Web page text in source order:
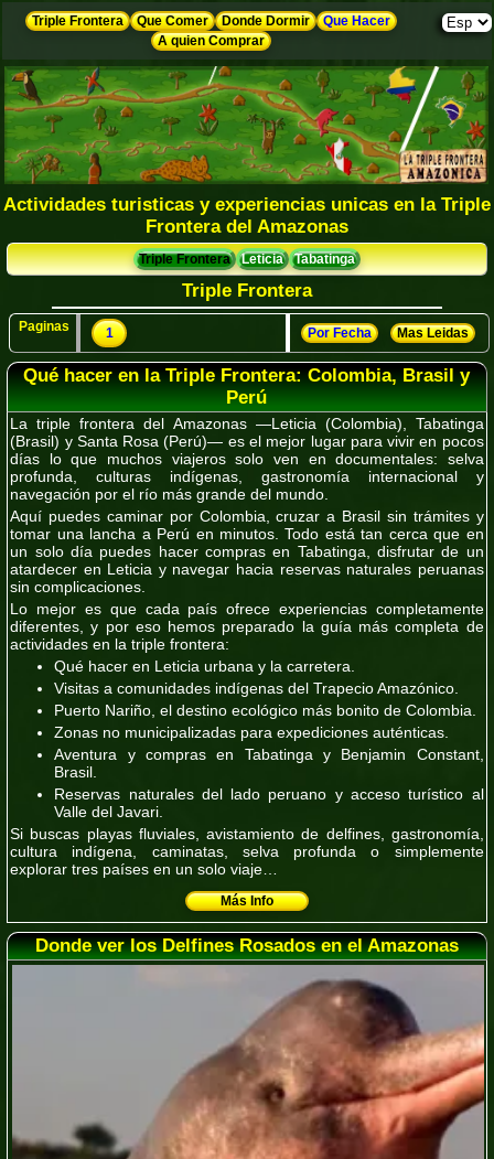
Triple Frontera Que Comer Donde Dormir
Que Hacer
A quien Comprar
Actividades turisticas y experiencias unicas en la Triple
Frontera del Amazonas
Triple Frontera Leticia Tabatinga
Triple Frontera
Paginas 1 Por Fecha Mas Leidas
Qué hacer en la Triple Frontera: Colombia, Brasil y
Perú
La triple frontera del Amazonas —Leticia (Colombia), Tabatinga
(Brasil) y Santa Rosa (Perú)— es el mejor lugar para vivir en pocos
días lo que muchos viajeros solo ven en documentales: selva
profunda, culturas indígenas, gastronomía internacional y
navegación por el río más grande del mundo.
Aquí puedes caminar por Colombia, cruzar a Brasil sin trámites y
tomar una lancha a Perú en minutos. Todo está tan cerca que en
un solo día puedes hacer compras en Tabatinga, disfrutar de un
atardecer en Leticia y navegar hacia reservas naturales peruanas
sin complicaciones.
Lo mejor es que cada país ofrece experiencias completamente
diferentes , y por eso hemos preparado la guía más completa de
actividades en la triple frontera:
Qué hacer en Leticia urbana y la carretera.
Visitas a comunidades indígenas del Trapecio Amazónico.
Puerto Nariño, el destino ecológico más bonito de Colombia.
Zonas no municipalizadas para expediciones auténticas.
Aventura y compras en Tabatinga y Benjamin Constant,
Brasil.
Reservas naturales del lado peruano y acceso turístico al
Valle del Javari.
Si buscas playas fluviales, avistamiento de delfines, gastronomía,
cultura indígena, caminatas, selva profunda o simplemente
explorar tres países en un solo viaje…
Más Info
Donde ver los Delfines Rosados en el Amazonas